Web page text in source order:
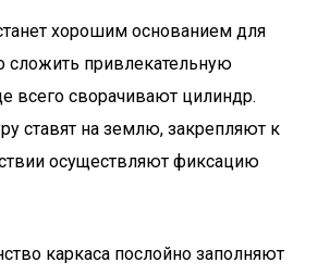
хорошим основанием для
привлекательную
всего сворачивают цилиндр.
ставят на землю, закрепляют к
осуществляют фиксацию
каркаса послойно заполняют